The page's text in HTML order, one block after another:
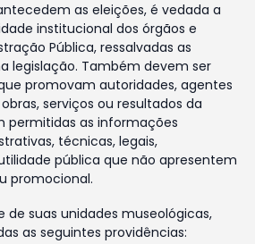
as eleições, é vedada a
institucional dos órgãos e
Pública, ressalvadas as
legislação. Também devem ser
promovam autoridades, agentes
serviços ou resultados da
permitidas as informações
técnicas, legais,
pública que não apresentem
promocional.
de suas unidades museológicas,
as seguintes providências: